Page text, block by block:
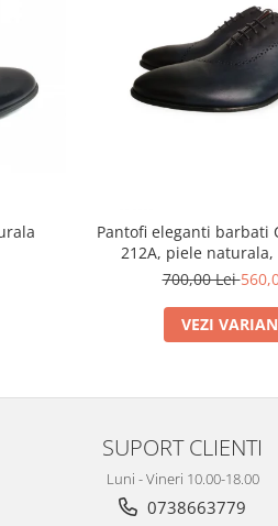
Pantofi eleganti barbati
212A, piele
700,00 Lei
VEZI
SUPORT CLIENTI
Luni - Vineri 10.00-18.00
0738663779